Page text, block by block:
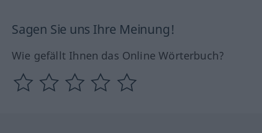
Sagen Sie uns Ihre Meinung!
Wie gefällt Ihnen das Online Wörterbuch?